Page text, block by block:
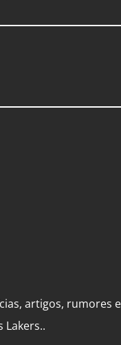
artigos, rumores e
Lakers..